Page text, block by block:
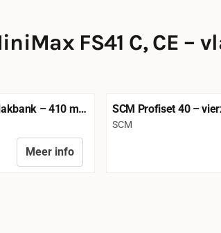
FS41 C, CE –
– 410 mm
Meer info
SCM Profiset 40 –
schaafmachine – 180
Merk:
SCM